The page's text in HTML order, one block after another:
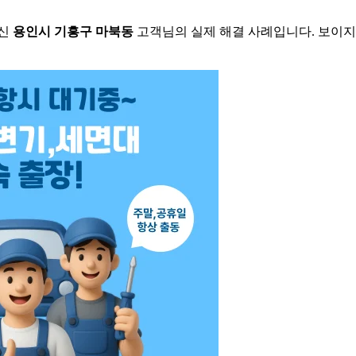
용인시 기흥구 마북동 고객님의 실제 해결 사례입니다. 보이